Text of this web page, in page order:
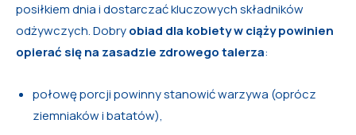
posiłkiem dnia i dostarczać kluczowych składników
odżywczych. Dobryobiad dla kobiety w ciążypowinien
opierać się na zasadzie zdrowego talerza:
połowę porcji powinny stanowić warzywa (oprócz
ziemniaków i batatów),